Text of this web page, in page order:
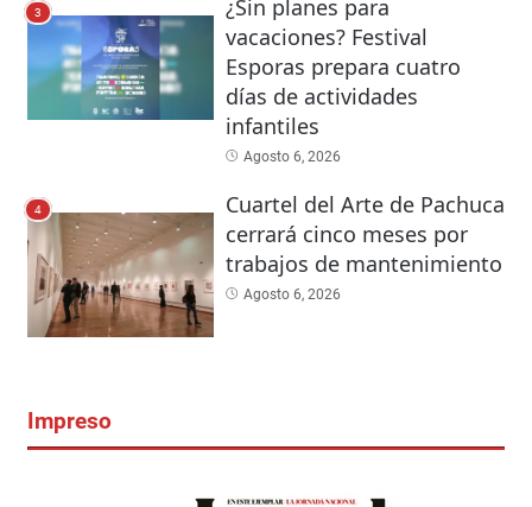
3
¿Sin planes para
vacaciones? Festival
Esporas prepara cuatro
días de actividades
infantiles
Agosto 6, 2026
4
Cuartel del Arte de Pachuca
cerrará cinco meses por
trabajos de mantenimiento
Agosto 6, 2026
Impreso